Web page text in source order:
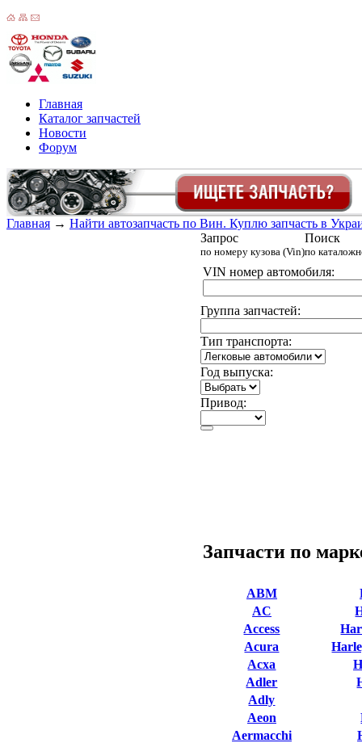
Главная
Каталог запчастей
Новости
Форум
Главная → Найти автозапчасть по Вин. Куплю запчасть в
Запрос
по номеру кузова (Vin)
Поиск
по
VIN номер автомобиля:
Группа запчастей:
Тип транспорта:
Год выпуска:
Привод:
Запчасти по
ABM
AC
Access
Acura
Acxa
Adler
Adly
Aeon
Aermacchi